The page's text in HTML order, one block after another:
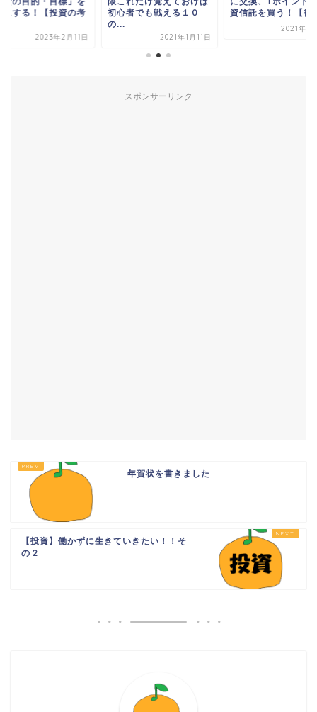
にする！【投資の考
2023年2月11日
初心者でも戦える１０
の...
2021年1月11日
資信託を買う！【後
2021年5
スポンサーリンク
年賀状を書きました
【投資】働かずに生きていきたい！！そ
の２